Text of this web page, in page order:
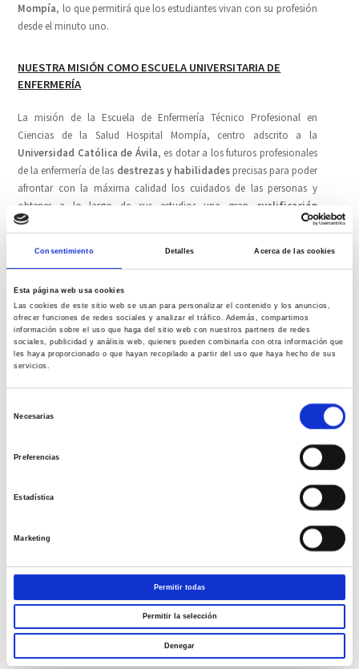
Consentimiento Detalles Acerca de las cookies
Esta página web usa cookies
Las cookies de este sitio web se usan para personalizar el contenido y los anuncios,
ofrecer funciones de redes sociales y analizar el tráfico. Además, compartimos
información sobre el uso que haga del sitio web con nuestros partners de redes
sociales, publicidad y análisis web, quienes pueden combinarla con otra información que
les haya proporcionado o que hayan recopilado a partir del uso que haya hecho de sus
servicios.
Necesarias
Preferencias
Estadística
Marketing
Permitir todas
Permitir la selección
Denegar
Mompía, lo que permitirá que los estudiantes vivan con su profesión
desde el minuto uno.
NUESTRA MISIÓN COMO ESCUELA UNIVERSITARIA DE
ENFERMERÍA
La misión de la Escuela de Enfermería Técnico Profesional en
Ciencias de la Salud Hospital Mompía, centro adscrito a la
Universidad Católica de Ávila, es dotar a los futuros profesionales
de la enfermería de las destrezas y habilidadesprecisas para poder
afrontar con la máxima calidad los cuidados de las personas y
obtener a lo largo de sus estudios una gran cualificación
profesional
Nuestro lema: «Formar profesionales para
ser competitivos en el mercado laboral,
destacando las destrezas y las habilidades
propias para ejercer con calidad la
Enfermería»
enfermera o enfermero de cuidados generales
en cualquier
centro hospitalario, consulta pública o privada, así como en centros
de salud de Atención Primaria y otras instituciones que
proporcionen cuidados enfermeros, ya sean hogares de acogida,
residencias de mayores, centros de día, asociaciones de colectivos
afectados por enfermedades o discapacidades, entre otros muchos
centros sociosanitarios, ejercicio de la libre profesión.
Las salidas profesionales también se podrán enfocar hacia la
docenciay lagestión.